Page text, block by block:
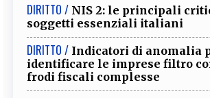
DIRITTO / NIS 2: le principali
soggetti essenziali italiani
DIRITTO / Indicatori di anomalia
identificare le imprese filtro
frodi fiscali complesse